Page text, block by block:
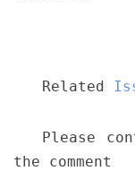
Related
Please
the comment